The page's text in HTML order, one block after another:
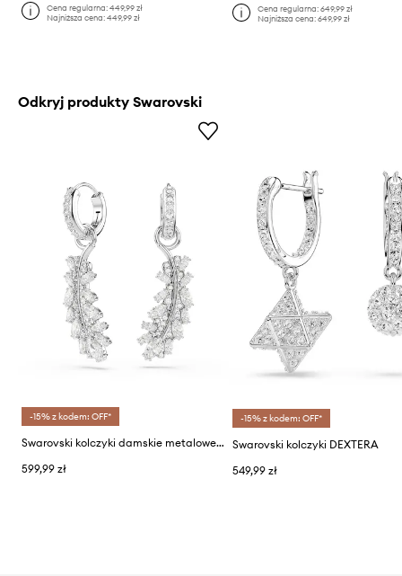
Cena regularna:449,99 zł
Najniższa cena:449,99 zł
Cena regularna: 649,99 zł
Najniższa cena: 649,99 zł
Odkryj produkty Swarovski
-15% z kodem: OFF*
Swarovski kolczyki damskie metalowe z cyrkonią VIENNA
599,99 zł
-15% z kodem: OFF*
Swarovski kolczyki DEXTERA
549,99 zł